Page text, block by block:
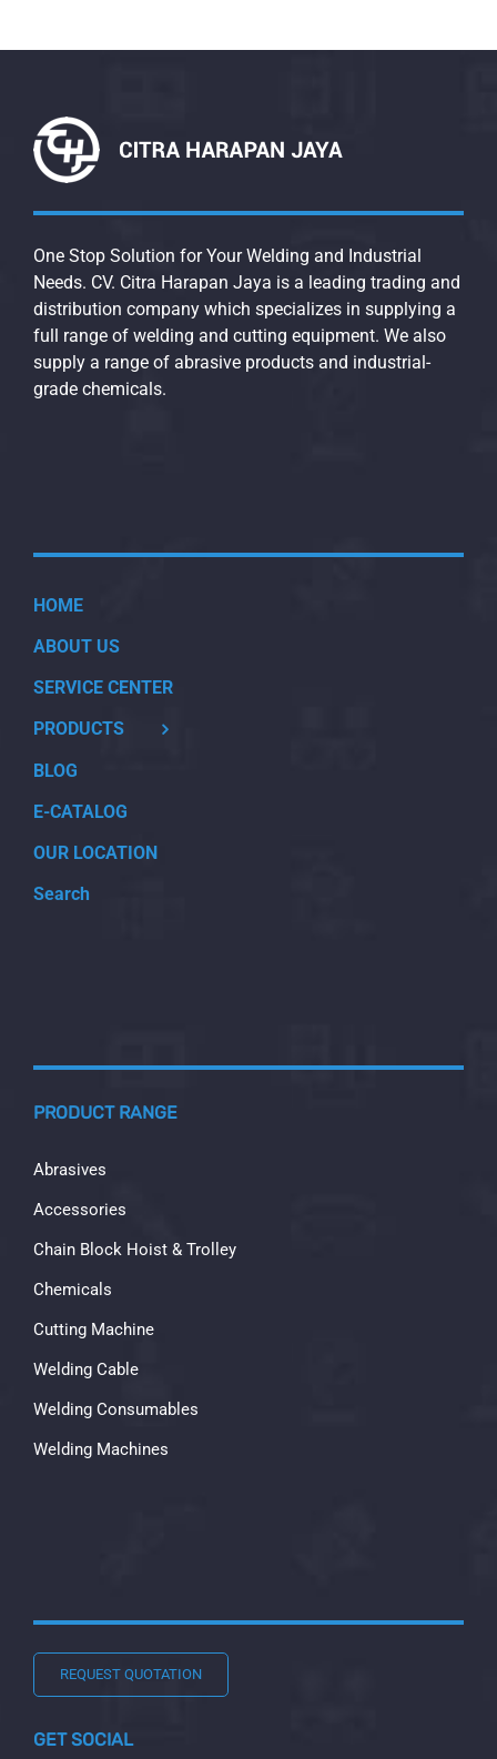
One Stop Solution for Your Welding and Industrial
Needs. CV. Citra Harapan Jaya is a leading trading and
distribution company which specializes in supplying a
full range of welding and cutting equipment. We also
supply a range of abrasive products and industrial-
grade chemicals.
HOME
ABOUT US
SERVICE CENTER
PRODUCTS
BLOG
E-CATALOG
OUR LOCATION
Search
PRODUCT RANGE
Abrasives
Accessories
Chain Block Hoist & Trolley
Chemicals
Cutting Machine
Welding Cable
Welding Consumables
Welding Machines
REQUEST QUOTATION
GET SOCIAL